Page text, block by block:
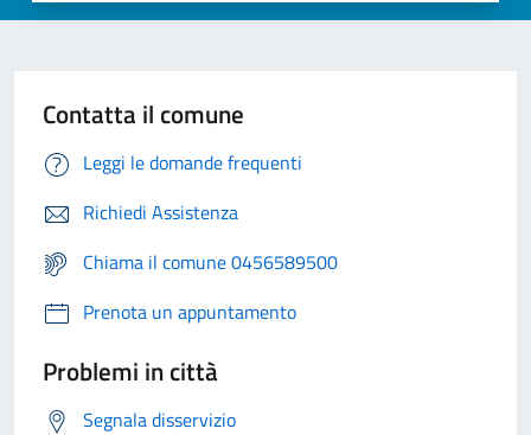
Contatta il comune
Leggi le domande frequenti
Richiedi Assistenza
Chiama il comune 0456589500
Prenota un appuntamento
Problemi in città
Segnala disservizio